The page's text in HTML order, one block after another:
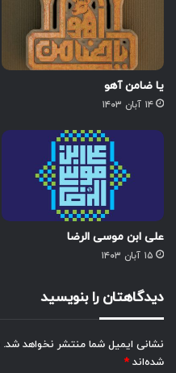
یا ضامن آهو
۱۴ آبان ۱۴۰۳
علی ابن موسی الرضا
۱۵ آبان ۱۴۰۳
دیدگاهتان را بنویسید
نشانی ایمیل شما منتشر نخواهد شد.
شده‌اند *